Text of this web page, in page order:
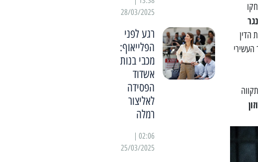
ישחקו
הדין
28/03/2025
רגע לפני
הפלייאוף:
מכבי בנות
אשדוד
הפסידה
לאליצור
רמלה
25/03/2025